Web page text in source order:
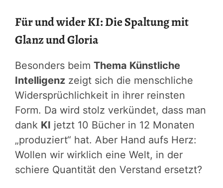
Für und wider KI: Die Spaltung mit
Glanz und Gloria
Besonders beim Thema Künstliche
Intelligenz zeigt sich die menschliche
Widersprüchlichkeit in ihrer reinsten
Form. Da wird stolz verkündet, dass man
dank KI jetzt 10 Bücher in 12 Monaten
„produziert“ hat. Aber Hand aufs Herz:
Wollen wir wirklich eine Welt, in der
schiere Quantität den Verstand ersetzt?